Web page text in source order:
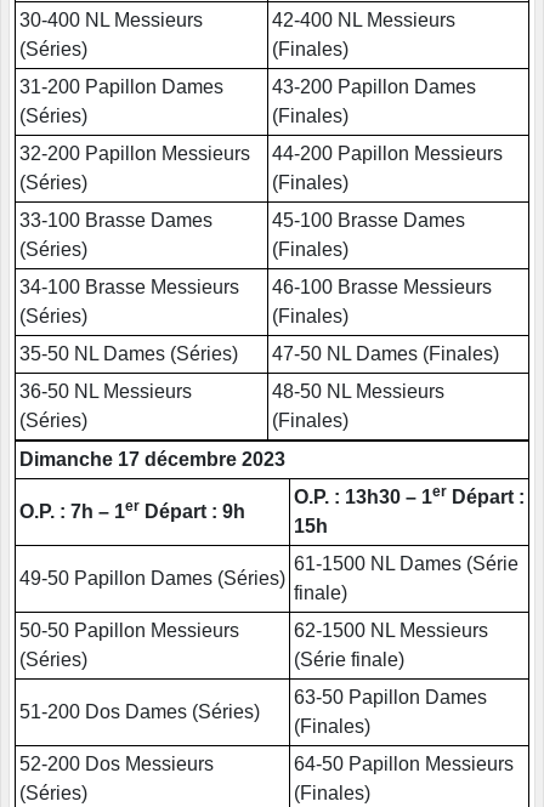
30-400 NL Messieurs
(Séries)
42-400 NL Messieurs
(Finales)
31-200 Papillon Dames
(Séries)
43-200 Papillon Dames
(Finales)
32-200 Papillon Messieurs
(Séries)
44-200 Papillon Messieurs
(Finales)
33-100 Brasse Dames
(Séries)
45-100 Brasse Dames
(Finales)
34-100 Brasse Messieurs
(Séries)
46-100 Brasse Messieurs
(Finales)
35-50 NL Dames (Séries)
47-50 NL Dames (Finales)
36-50 NL Messieurs
(Séries)
48-50 NL Messieurs
(Finales)
Dimanche 17 décembre 2023
O.P. : 7h – 1er Départ : 9h
O.P. : 13h30 – 1er Départ :
15h
49-50 Papillon Dames (Séries)
61-1500 NL Dames (Série
finale)
50-50 Papillon Messieurs
(Séries)
62-1500 NL Messieurs
(Série finale)
51-200 Dos Dames (Séries)
63-50 Papillon Dames
(Finales)
52-200 Dos Messieurs
(Séries)
64-50 Papillon Messieurs
(Finales)